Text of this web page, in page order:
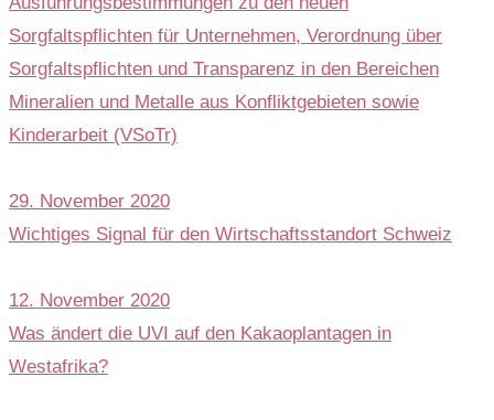
Sorgfaltspflichten für Unternehmen, Verordnung über
Sorgfaltspflichten und Transparenz in den Bereichen
Mineralien und Metalle aus Konfliktgebieten sowie
Kinderarbeit (VSoTr)
29. November 2020
Wichtiges Signal für den Wirtschaftsstandort Schweiz
12. November 2020
Was ändert die UVI auf den Kakaoplantagen in
Westafrika?